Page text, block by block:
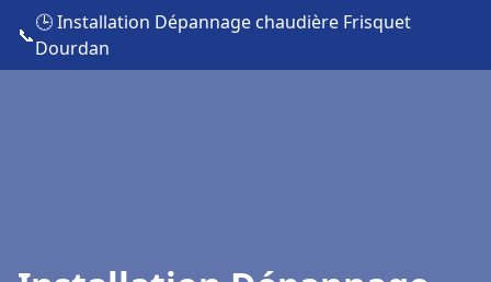
📞
🕒 Installation Dépannage chaudière Frisquet
Dourdan